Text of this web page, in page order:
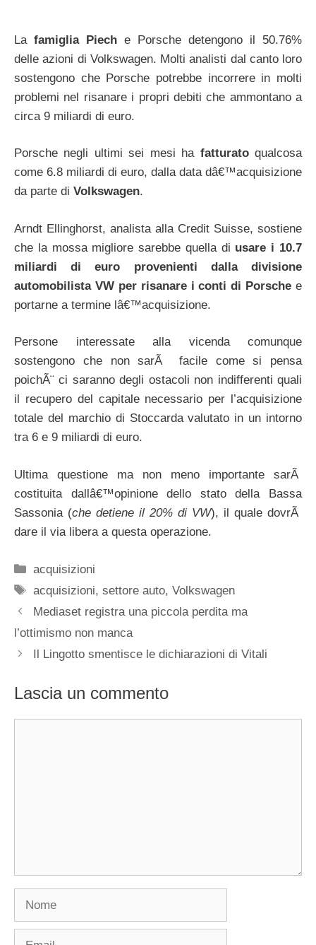
La famiglia Piech e Porsche detengono il 50.76%
delle azioni di Volkswagen. Molti analisti dal canto loro
sostengono che Porsche potrebbe incorrere in molti
problemi nel risanare i propri debiti che ammontano a
circa 9 miliardi di euro.
Porsche negli ultimi sei mesi ha fatturatoqualcosa
come 6.8 miliardi di euro, dalla data dâ€™acquisizione
da parte di Volkswagen.
Arndt Ellinghorst, analista alla Credit Suisse, sostiene
che la mossa migliore sarebbe quella di usare i 10.7
miliardi di euro provenienti dalla divisione
automobilista VW per risanare i conti di Porsche e
portarne a termine lâ€™acquisizione.
Persone interessate alla vicenda comunque
sostengono che non sarÃ facile come si pensa
poichÃ¨ ci saranno degli ostacoli non indifferenti quali
il recupero del capitale necessario per l’acquisizione
totale del marchio di Stoccarda valutato in un intorno
tra 6 e 9 miliardi di euro.
Ultima questione ma non meno importante sarÃ
costituita dallâ€™opinione dello stato della Bassa
Sassonia (che detiene il 20% di VW), il quale dovrÃ
dare il via libera a questa operazione.
Categorie
acquisizioni
Tag
acquisizioni,settore auto,Volkswagen
Mediaset registra una piccola perdita ma
l’ottimismo non manca
Il Lingotto smentisce le dichiarazioni di Vitali
Lascia un commento
Nome
Email